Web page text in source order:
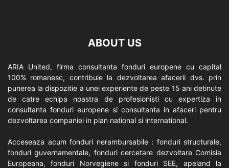
ABOUT US
ARIA United, firma consultanta fonduri europene cu capital
100% romanesc, contribuie la dezvoltarea afacerii dvs. prin
punerea la dispozitie a unei experiente de peste 15 ani detinute
de catre echipa noastra de profesionisti cu expertiza in
consultanta fonduri europene si consultanta in afaceri pentru
dezvoltarea companiei in plan national si international.
Acceseaza acum fonduri nerambursabile : fonduri structurale,
fonduri guvernamentale, fonduri cercetare dezvoltare Comisia
Europeana, fonduri Norvegiene si fonduri SEE, apeland la